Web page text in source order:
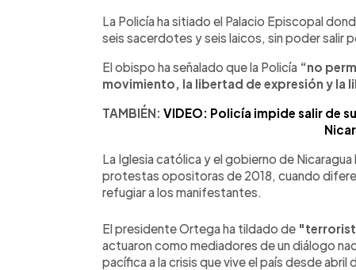
La Policía ha sitiado el Palacio Episcopal
seis sacerdotes y seis laicos, sin poder salir
El obispo ha señalado que la Policía “no
movimiento, la libertad de expresión y la
TAMBIÉN: VIDEO: Policía impide salir de
La Iglesia católica y el gobierno de
protestas opositoras de 2018, cuando
refugiar a los manifestantes.
El presidente Ortega ha tildado de
actuaron como mediadores de un diálogo
pacífica a la crisis que vive el país desde abril